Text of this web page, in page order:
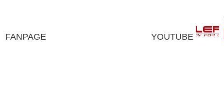
thiết kế tối ưu hơn cho việc chơi game như tần số quét màn hình
FANPAGE YOUTUBE